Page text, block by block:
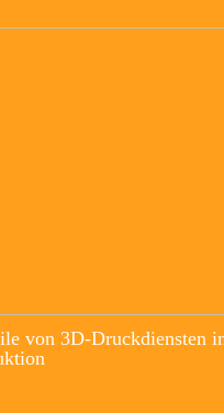
von 3D-Druckdiensten